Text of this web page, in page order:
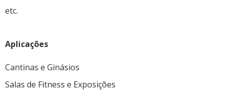
etc.
Aplicações
Cantinas e Ginásios
Salas de Fitness e Exposições